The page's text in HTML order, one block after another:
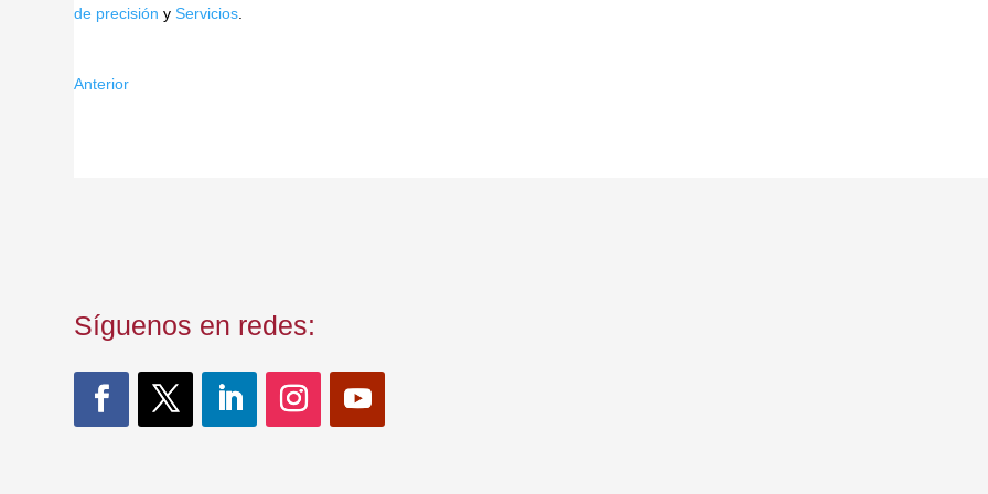
de precisión yServicios
Anterior
Síguenos en redes: